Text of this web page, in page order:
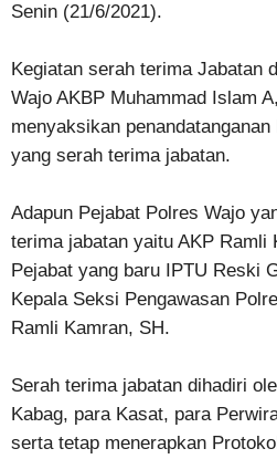
Senin (21/6/2021).
Kegiatan serah terima Jabatan
Wajo AKBP Muhammad Islam
menyaksikan
yang serah terima jabatan.
Adapun Pejabat Polres Wajo
terima jabatan yaitu AKP Ramli
Pejabat yang baru IPTU Reski
Kepala Seksi Pengawasan
Ramli Kamran, SH.
Serah terima jabatan dihadiri
Kabag, para Kasat, para
serta tetap menerapkan